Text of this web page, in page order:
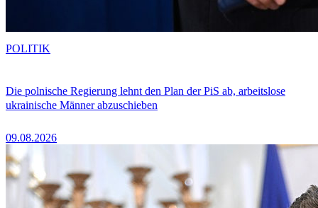
Die polnische Regierung lehnt den Plan der PiS ab, arbeitslose
ukrainische Männer abzuschieben
09.08.2026
POLITIK